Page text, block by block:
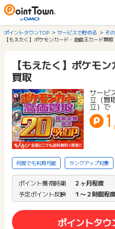
ポイントタウンTOP サービスで貯める
そ
【もえたく】ポケモンカード・遊戯王カード買取
【もえたく】ポケモ
買取
サービ
立（買
立）で
何度でも利用可能 ランクアップ対象
ポイント獲得時期
２ヶ月程度
予定ポイント反映
１〜２時間程
ポイントタウ